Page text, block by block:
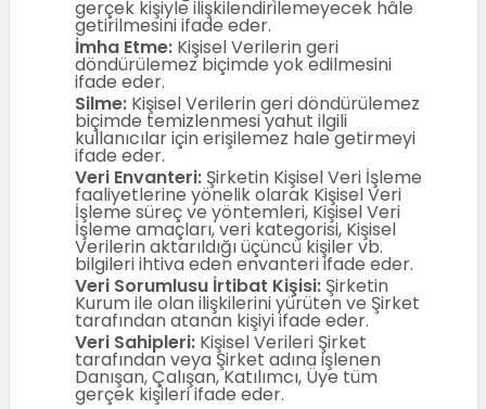
gerçek kişiyle ilişkilendirilemeyecek hâle
getirilmesini ifade eder.
İmha Etme:Kişisel Verilerin geri
döndürülemez biçimde yok edilmesini
ifade eder.
Silme:Kişisel Verilerin geri döndürülemez
biçimde temizlenmesi yahut ilgili
kullanıcılar için erişilemez hale getirmeyi
ifade eder.
Veri Envanteri:Şirketin Kişisel Veri İşleme
faaliyetlerine yönelik olarak Kişisel Veri
İşleme süreç ve yöntemleri, Kişisel Veri
İşleme amaçları, veri kategorisi, Kişisel
Verilerin aktarıldığı üçüncü kişiler vb.
bilgileri ihtiva eden envanteri ifade eder.
Veri Sorumlusu İrtibat Kişisi:Şirketin
Kurum ile olan ilişkilerini yürüten ve Şirket
tarafından atanan kişiyi ifade eder.
Veri Sahipleri:Kişisel Verileri Şirket
tarafından veya Şirket adına işlenen
Danışan, Çalışan, Katılımcı, Üye tüm
gerçek kişileri ifade eder.